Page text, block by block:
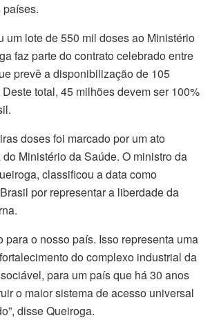
países.
um lote de 550 mil doses ao Ministério
faz parte do contrato celebrado entre
prevê a disponibilização de 105
total, 45 milhões devem ser 100%
doses foi marcado por um ato
Ministério da Saúde. O ministro da
classificou a data como
por representar a liberdade da
para o nosso país. Isso representa uma
do complexo industrial da
para um país que há 30 anos
o maior sistema de acesso universal
disse Queiroga.